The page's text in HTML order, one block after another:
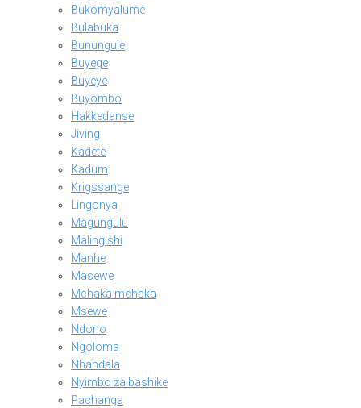
Bukomyalume
Bulabuka
Bunungule
Buyege
Buyeye
Buyombo
Hakkedanse
Jiving
Kadete
Kadum
Krigssange
Lingonya
Magungulu
Malingishi
Manhe
Masewe
Mchaka mchaka
Msewe
Ndono
Ngoloma
Nhandala
Nyimbo za bashike
Pachanga